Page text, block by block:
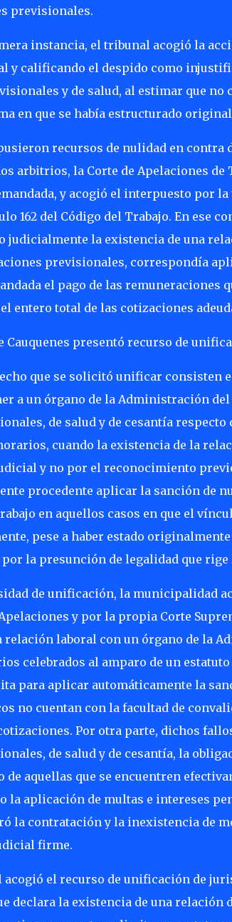
previsionales.
instancia, el tribunal acogió la
y calificando el despido como
y de salud, al estimar que
en que se había estructurado
recursos de nulidad en contra
arbitrios, la Corte de Apelaciones
y acogió el interpuesto por
162 del Código del Trabajo. En ese
judicialmente la existencia de una
previsionales, correspondía
el pago de las remuneraciones
entero total de las cotizaciones
Cauquenes presentó recurso de
que se solicitó unificar consisten
a un órgano de la Administración
de salud y de cesantía
cuando la existencia de la
y no por el reconocimiento
procedente aplicar la sanción de
en aquellos casos en que el
pese a haber estado
la presunción de legalidad que rige
de unificación, la municipalidad
y por la propia Corte
relación laboral con un órgano de la
celebrados al amparo de un
para aplicar automáticamente la
no cuentan con la facultad de
Por otra parte, dichos
de salud y de cesantía, la
de aquellas que se encuentren
la aplicación de multas e intereses
la contratación y la inexistencia de
firme.
el recurso de unificación de
declara la existencia de una relación